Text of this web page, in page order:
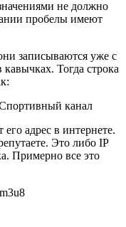
не должно
пробелы имеют
записываются уже с
Тогда строка
канал
адрес в интернете.
Это либо IP
Примерно все это